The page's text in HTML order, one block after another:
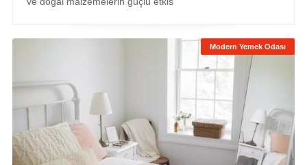
Modern Yemek Odası